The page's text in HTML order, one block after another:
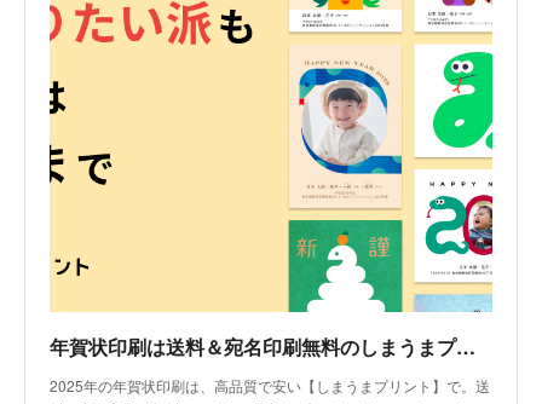
年賀状印刷は送料＆宛名印刷無料のしまうまプリント【2025年巳年】
2025年の年賀状印刷は、高品質で安い【しまうまプリント】で。送